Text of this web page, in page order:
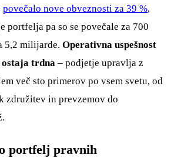
povečalo nove obveznosti za 39 %,
portfelja pa so se povečale za 700
5,2 milijarde. Operativna uspešnost
trdna – podjetje upravlja z
več sto primerov po vsem svetu, od
združitev in prevzemov do
portfelj pravnih